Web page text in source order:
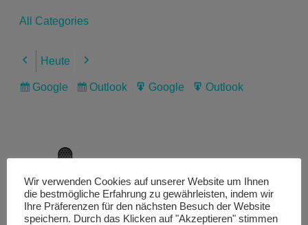
All Categories
Previous
Heute Next
Subscribe
Google
Subscribe
Outlook
Export
Google
Export
Outlook
Livestream
Wir verwenden Cookies auf unserer Website um Ihnen
die bestmögliche Erfahrung zu gewährleisten, indem wir
Ihre Präferenzen für den nächsten Besuch der Website
speichern. Durch das Klicken auf "Akzeptieren" stimmen